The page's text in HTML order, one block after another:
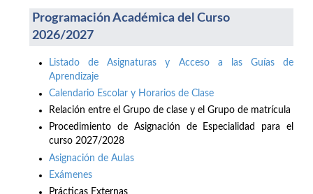
Programación Académica del Curso
2026/2027
Listado de Asignaturas y Acceso a las Guías de
Aprendizaje
Calendario Escolar y Horarios de Clase
Relación entre el Grupo de clase y el Grupo de matrícula
Procedimiento de Asignación de Especialidad para el
curso 2027/2028
Asignación de Aulas
Exámenes
Prácticas Externas